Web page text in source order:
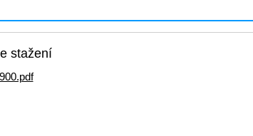
stažení